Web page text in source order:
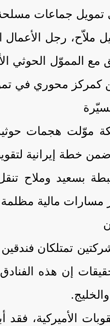
تمويل جماعات
المموّل الحوثي
كمركز محوري في
موّلت هجمات
خطة إيرانية
بسعيد وملاح
مسارات مالية
تمتلكان
إن هذه
الأميركية،